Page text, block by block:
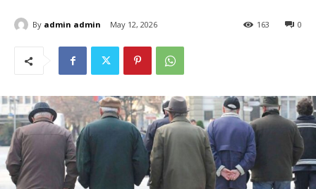
By admin admin May 12, 2026 0
163